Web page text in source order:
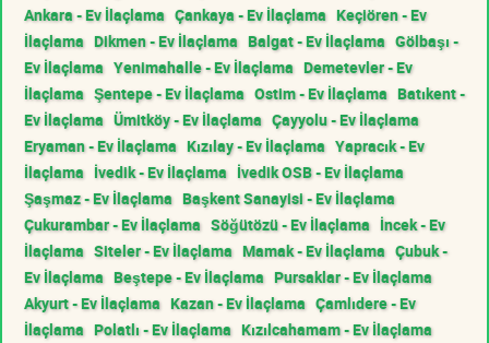
Ankara - Ev İlaçlama Çankaya - Ev İlaçlama Keçiören - Ev
İlaçlama Dikmen - Ev İlaçlama Balgat - Ev İlaçlama Gölbaşı -
Ev İlaçlama Yenimahalle - Ev İlaçlama Demetevler - Ev
İlaçlama Şentepe - Ev İlaçlama Ostim - Ev İlaçlama Batıkent -
Ev İlaçlama Ümitköy - Ev İlaçlama Çayyolu - Ev İlaçlama
Eryaman - Ev İlaçlama Kızılay - Ev İlaçlama Yapracık - Ev
İlaçlama İvedik - Ev İlaçlama İvedik OSB - Ev İlaçlama
Şaşmaz - Ev İlaçlama Başkent Sanayisi - Ev İlaçlama
Çukurambar - Ev İlaçlama Söğütözü - Ev İlaçlama İncek - Ev
İlaçlama Siteler - Ev İlaçlama Mamak - Ev İlaçlama Çubuk -
Ev İlaçlama Beştepe - Ev İlaçlama Pursaklar - Ev İlaçlama
Akyurt - Ev İlaçlama Kazan - Ev İlaçlama Çamlıdere - Ev
İlaçlama Polatlı - Ev İlaçlama Kızılcahamam - Ev İlaçlama